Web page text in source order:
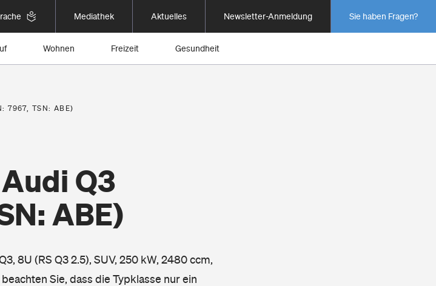
Mediathek Aktuelles Newsletter-Anmeldung Sie haben Fragen?
Wohnen Freizeit Gesundheit
7967, TSN: ABE)
Q3
ABE)
8U (RS Q3 2.5), SUV, 250 kW, 2480 ccm,
Sie, dass die Typklasse nur ein